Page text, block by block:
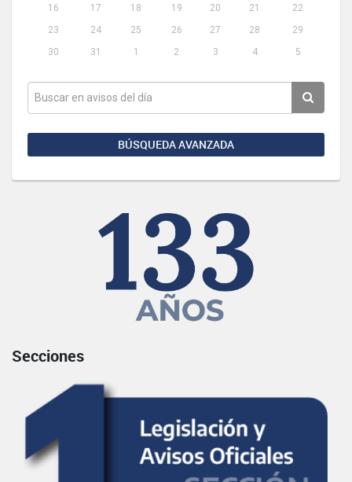
16
17 18 19 20 21
22
23
24 25 26 27 28
29
30
31 1 2 3 4 5
BÚSQUEDA AVANZADA
Secciones